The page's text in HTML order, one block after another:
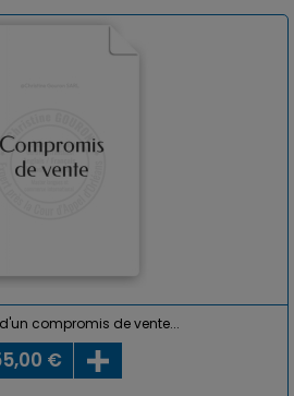
compromis de vente...
€